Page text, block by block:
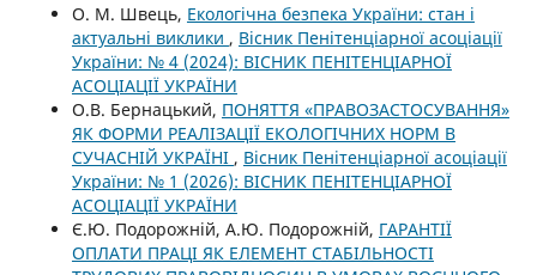
О. М. Швець, Екологічна безпека України: стан і
актуальні виклики , Вісник Пенітенціарної асоціації
України: № 4 (2024): ВІСНИК ПЕНІТЕНЦІАРНОЇ
АСОЦІАЦІЇ УКРАЇНИ
О.В. Бернацький, ПОНЯТТЯ «ПРАВОЗАСТОСУВАННЯ»
ЯК ФОРМИ РЕАЛІЗАЦІЇ ЕКОЛОГІЧНИХ НОРМ В
СУЧАСНІЙ УКРАЇНІ , Вісник Пенітенціарної асоціації
України: № 1 (2026): ВІСНИК ПЕНІТЕНЦІАРНОЇ
АСОЦІАЦІЇ УКРАЇНИ
Є.Ю. Подорожній, А.Ю. Подорожній, ГАРАНТІЇ
ОПЛАТИ ПРАЦІ ЯК ЕЛЕМЕНТ СТАБІЛЬНОСТІ